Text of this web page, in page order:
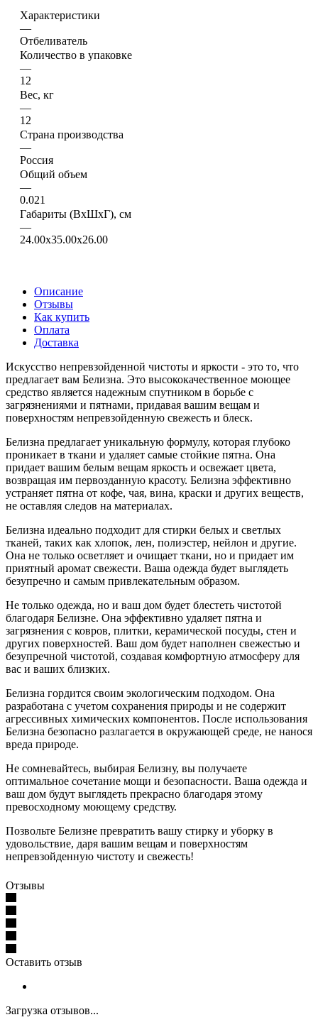
Характеристики
—
Отбеливатель
Количество в упаковке
—
12
Вес, кг
—
12
Страна производства
—
Россия
Общий объем
—
0.021
Габариты (ВхШхГ), см
—
24.00x35.00x26.00
Описание
Отзывы
Как купить
Оплата
Доставка
Искусство непревзойденной чистоты и яркости - это то, что
предлагает вам Белизна. Это высококачественное моющее
средство является надежным спутником в борьбе с
загрязнениями и пятнами, придавая вашим вещам и
поверхностям непревзойденную свежесть и блеск.
Белизна предлагает уникальную формулу, которая глубоко
проникает в ткани и удаляет самые стойкие пятна. Она
придает вашим белым вещам яркость и освежает цвета,
возвращая им первозданную красоту. Белизна эффективно
устраняет пятна от кофе, чая, вина, краски и других веществ,
не оставляя следов на материалах.
Белизна идеально подходит для стирки белых и светлых
тканей, таких как хлопок, лен, полиэстер, нейлон и другие.
Она не только осветляет и очищает ткани, но и придает им
приятный аромат свежести. Ваша одежда будет выглядеть
безупречно и самым привлекательным образом.
Не только одежда, но и ваш дом будет блестеть чистотой
благодаря Белизне. Она эффективно удаляет пятна и
загрязнения с ковров, плитки, керамической посуды, стен и
других поверхностей. Ваш дом будет наполнен свежестью и
безупречной чистотой, создавая комфортную атмосферу для
вас и ваших близких.
Белизна гордится своим экологическим подходом. Она
разработана с учетом сохранения природы и не содержит
агрессивных химических компонентов. После использования
Белизна безопасно разлагается в окружающей среде, не нанося
вреда природе.
Не сомневайтесь, выбирая Белизну, вы получаете
оптимальное сочетание мощи и безопасности. Ваша одежда и
ваш дом будут выглядеть прекрасно благодаря этому
превосходному моющему средству.
Позвольте Белизне превратить вашу стирку и уборку в
удовольствие, даря вашим вещам и поверхностям
непревзойденную чистоту и свежесть!
Отзывы
Оставить отзыв
Загрузка отзывов...